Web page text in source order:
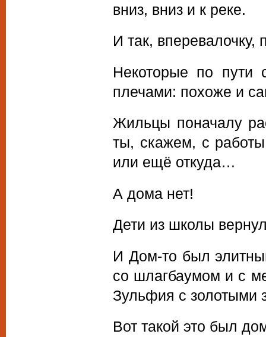
вниз, вниз и к реке.
И так,
Некоторые по пути
плечами: похоже и
Жильцы поначалу
ты, скажем, с
или ещё откуда…
А дома нет!
Дети из школы
И Дом-то был
со шлагбаумом и с
Зульфия с золотыми
Вот такой это был